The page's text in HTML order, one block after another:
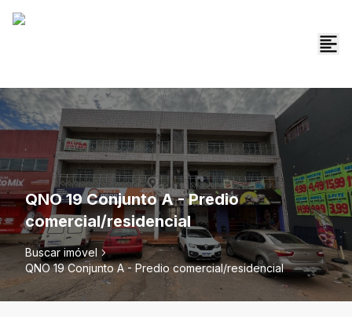
QNO 19 Conjunto A - Predio
comercial/residencial
Buscar imóvel
QNO 19 Conjunto A - Predio comercial/residencial